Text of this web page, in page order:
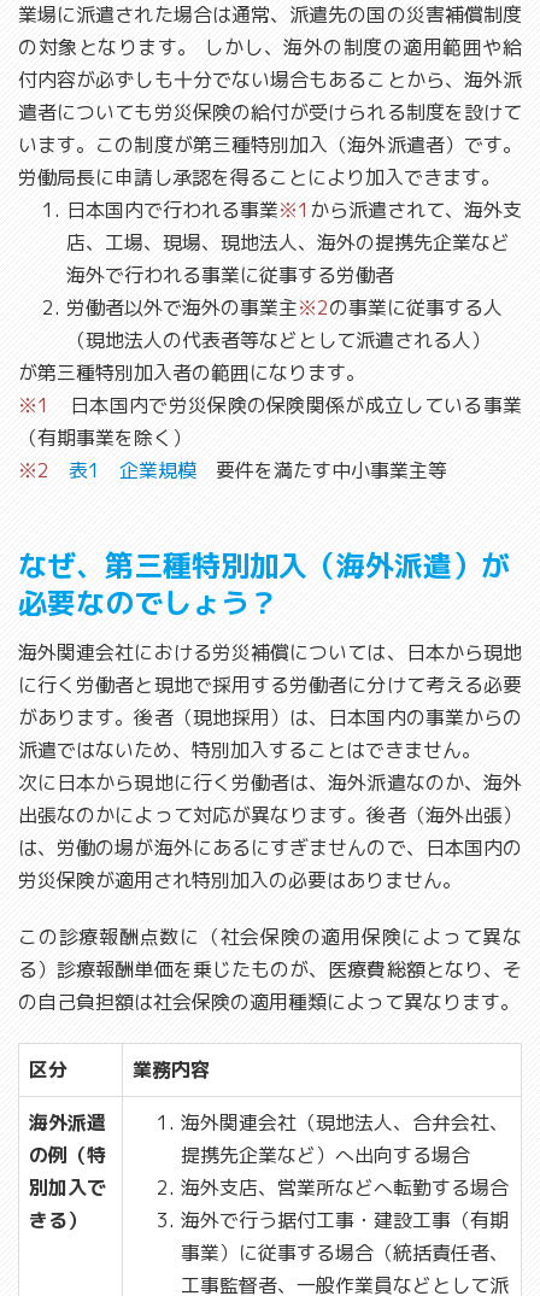
業場に派遣された場合は通常、派遣先の国の災害補償制度
の対象となります。 しかし、海外の制度の適用範囲や給
付内容が必ずしも十分でない場合もあることから、海外派
遣者についても労災保険の給付が受けられる制度を設けて
います。この制度が第三種特別加入（海外派遣者）です。
労働局長に申請し承認を得ることにより加入できます。
日本国内で行われる事業※1 から派遣されて、海外支
店、工場、現場、現地法人、海外の提携先企業など
海外で行われる事業に従事する労働者
労働者以外で海外の事業主※2の事業に従事する人
（現地法人の代表者等などとして派遣される人）
が第三種特別加入者の範囲になります。
※1
日本国内で労災保険の保険関係が成立している事業
（有期事業を除く）
※2
表1 企業規模 要件を満たす中小事業主等
なぜ、第三種特別加入（海外派遣）が
必要なのでしょう？
海外関連会社における労災補償については、日本から現地
に行く労働者と現地で採用する労働者に分けて考える必要
があります。後者（現地採用）は、日本国内の事業からの
派遣ではないため、特別加入することはできません。
次に日本から現地に行く労働者は、海外派遣なのか、海外
出張なのかによって対応が異なります。後者（海外出張）
は、労働の場が海外にあるにすぎませんので、日本国内の
労災保険が適用され特別加入の必要はありません。
この診療報酬点数に（社会保険の適用保険によって異な
る）診療報酬単価を乗じたものが、医療費総額となり、そ
の自己負担額は社会保険の適用種類によって異なります。
区分
業務内容
海外派遣
の例（特
別加入で
きる）
海外関連会社（現地法人、合弁会社、
提携先企業など）へ出向する場合
海外支店、営業所などへ転勤する場合
海外で行う据付工事・建設工事（有期
事業）に従事する場合（統括責任者、
工事監督者、一般作業員などとして派